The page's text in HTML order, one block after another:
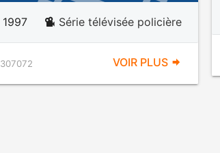
1997 Série télévisée policière
307072 VOIR PLUS